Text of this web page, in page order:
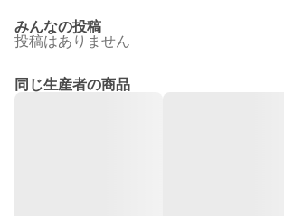
みんなの投稿
投稿はありません
同じ生産者の商品